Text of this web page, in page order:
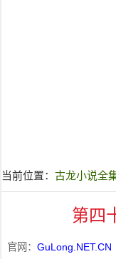
当前位置： 古龙小说全
第四
官网： GuLong.NET.CN